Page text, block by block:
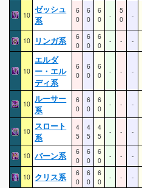
10
ゼッシュ
系
6
0
6
0
6
0
-
5
0
-
10
リンガ系
6
0
6
0
6
0
- - -
10
エルダ
ー・エル
ディ系
6
0
6
0
6
0
- - -
10 ルーサー
系
6
0
6
0
6
0
- - -
10 スロート
系
4
5
4
5
4
5
- - -
10 バーン系
6
0
6
0
6
0
- - -
10 クリス系
6
0
6
0
6
0
- - -